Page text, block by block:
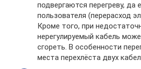
подвергаются перегреву, да
пользователя (перерасход
Кроме того, при
нерегулируемый кабель
сгореть. В особенности
места перехлёста двух